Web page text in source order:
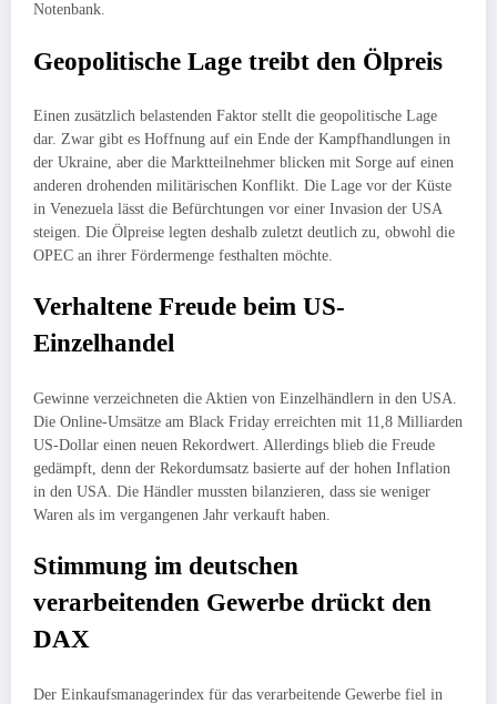
Notenbank.
Geopolitische Lage treibt den Ölpreis
Einen zusätzlich belastenden Faktor stellt die geopolitische Lage
dar. Zwar gibt es Hoffnung auf ein Ende der Kampfhandlungen in
der Ukraine, aber die Marktteilnehmer blicken mit Sorge auf einen
anderen drohenden militärischen Konflikt. Die Lage vor der Küste
in Venezuela lässt die Befürchtungen vor einer Invasion der USA
steigen. Die Ölpreise legten deshalb zuletzt deutlich zu, obwohl die
OPEC an ihrer Fördermenge festhalten möchte.
Verhaltene Freude beim US-
Einzelhandel
Gewinne verzeichneten die Aktien von Einzelhändlern in den USA.
Die Online-Umsätze am Black Friday erreichten mit 11,8 Milliarden
US-Dollar einen neuen Rekordwert. Allerdings blieb die Freude
gedämpft, denn der Rekordumsatz basierte auf der hohen Inflation
in den USA. Die Händler mussten bilanzieren, dass sie weniger
Waren als im vergangenen Jahr verkauft haben.
Stimmung im deutschen
verarbeitenden Gewerbe drückt den
DAX
Der Einkaufsmanagerindex für das verarbeitende Gewerbe fiel in